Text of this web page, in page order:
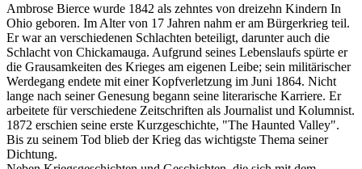
Ambrose Bierce wurde 1842 als zehntes von dreizehn Kindern In
Ohio geboren. Im Alter von 17 Jahren nahm er am Bürgerkrieg teil.
Er war an verschiedenen Schlachten beteiligt, darunter auch die
Schlacht von Chickamauga. Aufgrund seines Lebenslaufs spürte er
die Grausamkeiten des Krieges am eigenen Leibe; sein militärischer
Werdegang endete mit einer Kopfverletzung im Juni 1864. Nicht
lange nach seiner Genesung begann seine literarische Karriere. Er
arbeitete für verschiedene Zeitschriften als Journalist und Kolumnist.
1872 erschien seine erste Kurzgeschichte, "The Haunted Valley".
Bis zu seinem Tod blieb der Krieg das wichtigste Thema seiner
Dichtung.